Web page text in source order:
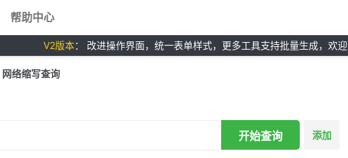
帮助中心
V2版本： 改进操作界面，统一表单样式，更多工具支持批量生成，欢
网络缩写查询
开始查询 添加